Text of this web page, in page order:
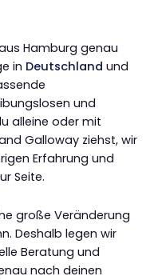
Hamburg genau
in Deutschland und
und
alleine oder mit
Galloway ziehst, wir
Erfahrung und
Seite.
große Veränderung
Deshalb legen wir
Beratung und
nach deinen